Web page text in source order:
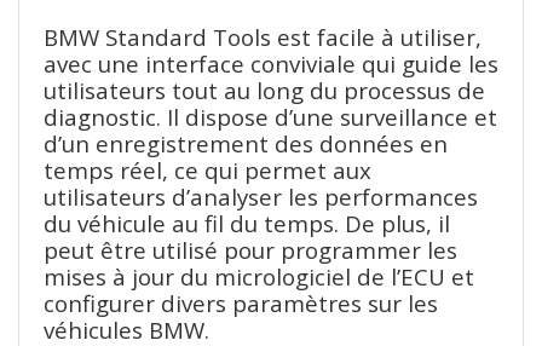
BMW Standard Tools est facile à utiliser,
avec une interface conviviale qui guide les
utilisateurs tout au long du processus de
diagnostic. Il dispose d’une surveillance et
d’un enregistrement des données en
temps réel, ce qui permet aux
utilisateurs d’analyser les performances
du véhicule au fil du temps. De plus, il
peut être utilisé pour programmer les
mises à jour du micrologiciel de l’ECU et
configurer divers paramètres sur les
véhicules BMW.